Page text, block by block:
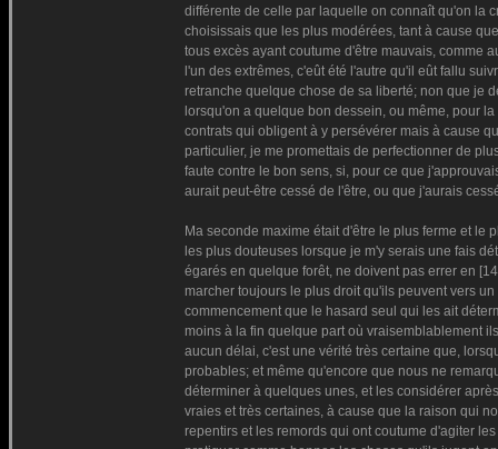
différente de celle par laquelle on connaît qu'on la
choisissais que les plus modérées, tant à cause
tous excès ayant coutume d'être mauvais, comme
l'un des extrêmes, c'eût été l'autre qu'il eût fallu
retranche quelque chose de sa liberté; non que je
lorsqu'on a quelque bon dessein, ou même, pour
contrats qui obligent à y persévérer mais à cause
particulier, je me promettais de perfectionner de
faute contre le bon sens, si, pour ce que
aurait peut-être cessé de l'être, ou que j'aurais
Ma seconde maxime était d'être le plus ferme et le
les plus douteuses lorsque je m'y serais une fais
égarés en quelque forêt, ne doivent pas errer en
marcher toujours le plus droit qu'ils peuvent vers
commencement que le hasard seul qui les ait
moins à la fin quelque part où vraisemblablement
aucun délai, c'est une vérité très certaine que,
probables; et même qu'encore que nous ne
déterminer à quelques unes, et les considérer
vraies et très certaines, à cause que la raison qui
repentirs et les remords qui ont coutume d'agiter